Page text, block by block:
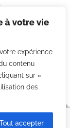
à votre vie
expérience
contenu
sur «
des
Tout accepter
Agence